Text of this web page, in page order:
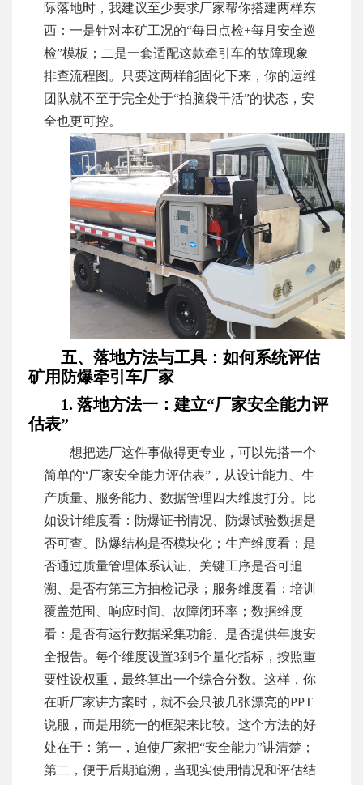
际落地时，我建议至少要求厂家帮你搭建两样东
西：一是针对本矿工况的“每日点检+每月安全巡
检”模板；二是一套适配这款牵引车的故障现象
排查流程图。只要这两样能固化下来，你的运维
团队就不至于完全处于“拍脑袋干活”的状态，安
全也更可控。
五、落地方法与工具：如何系统评估
矿用防爆牵引车厂家
1. 落地方法一：建立“厂家安全能力评
估表”
想把选厂这件事做得更专业，可以先搭一个
简单的“厂家安全能力评估表”，从设计能力、生
产质量、服务能力、数据管理四大维度打分。比
如设计维度看：防爆证书情况、防爆试验数据是
否可查、防爆结构是否模块化；生产维度看：是
否通过质量管理体系认证、关键工序是否可追
溯、是否有第三方抽检记录；服务维度看：培训
覆盖范围、响应时间、故障闭环率；数据维度
看：是否有运行数据采集功能、是否提供年度安
全报告。每个维度设置3到5个量化指标，按照重
要性设权重，最终算出一个综合分数。这样，你
在听厂家讲方案时，就不会只被几张漂亮的PPT
说服，而是用统一的框架来比较。这个方法的好
处在于：第一，迫使厂家把“安全能力”讲清楚；
第二，便于后期追溯，当现实使用情况和评估结